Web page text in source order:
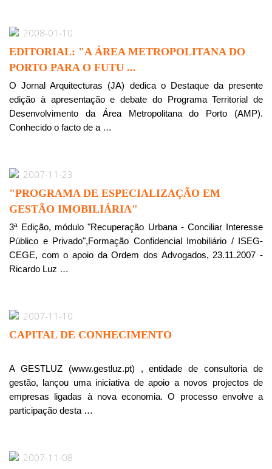
2008-01-10
EDITORIAL: "A ÁREA METROPOLITANA DO
PORTO PARA O FUTU ...
O Jornal Arquitecturas (JA) dedica o Destaque da presente
edição à apresentação e debate do Programa Territorial de
Desenvolvimento da Área Metropolitana do Porto (AMP).
Conhecido o facto de a …
2007-11-23
"PROGRAMA DE ESPECIALIZAÇÃO EM
GESTÃO IMOBILIÁRIA"
3ª Edição, módulo "Recuperação Urbana - Conciliar Interesse
Público e Privado",Formação Confidencial Imobiliário / ISEG-
CEGE, com o apoio da Ordem dos Advogados, 23.11.2007 -
Ricardo Luz …
2007-11-10
CAPITAL DE CONHECIMENTO
A GESTLUZ (www.gestluz.pt) , entidade de consultoria de
gestão, lançou uma iniciativa de apoio a novos projectos de
empresas ligadas à nova economia. O processo envolve a
participação desta …
2007-11-08